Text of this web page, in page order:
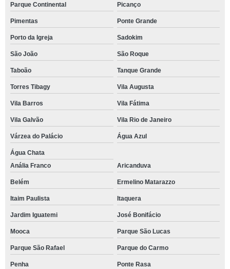
Parque Continental Picanço
Pimentas Ponte Grande
Porto da Igreja Sadokim
São João São Roque
Taboão Tanque Grande
Torres Tibagy Vila Augusta
Vila Barros Vila Fátima
Vila Galvão Vila Rio de Janeiro
Várzea do Palácio Água Azul
Água Chata
Anália Franco
Aricanduva
Belém Ermelino Matarazzo
Itaim Paulista Itaquera
Jardim Iguatemi José Bonifácio
Mooca Parque São Lucas
Parque São Rafael Parque do Carmo
Penha Ponte Rasa